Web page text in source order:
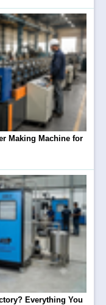
Making Machine for
Everything You